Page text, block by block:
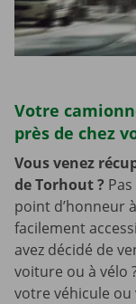
Votre
près de chez
Vous venez
de Torhout?
point d’honneur
facilement
avez décidé de
voiture ou à vélo
votre véhicule